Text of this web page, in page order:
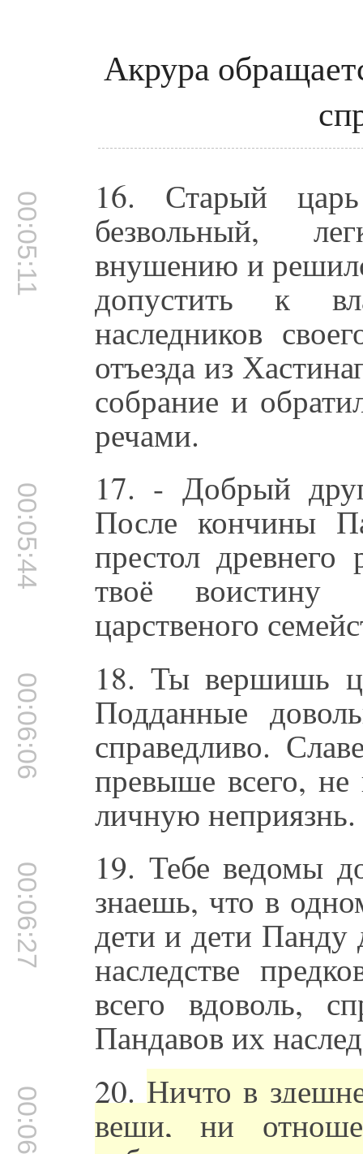
Акрура
00:05:11 16. Старый
безвольный,
внушению и
допустить к
наследников
отъезда из
собрание и
речами.
00:05:44 17. - Добрый
После кончины
престол
твоё воистину
царственого
00:06:06 18. Ты вершишь
Подданные
справедливо.
превыше всего,
личную неприязнь.
00:06:27 19. Тебе ведомы
знаешь, что в
дети и дети
наследстве
всего вдоволь,
Пандавов их
20. Ничто в
вещи, ни